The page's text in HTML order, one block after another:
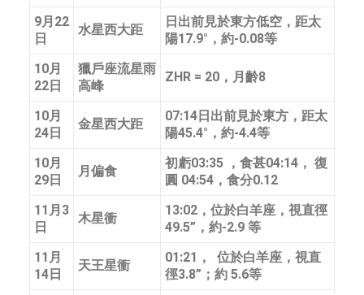
9月22
日
水星西大距
日出前見於東方低空，距太
陽17.9°，約-0.08等
10月
22日
獵戶座流星雨
高峰
ZHR = 20，月齡8
10月
24日
金星西大距
07:14日出前見於東方，距太
陽45.4°，約-4.4等
10月
29日
月偏食
初虧03:35 ，食甚04:14， 復
圓 04:54，食分0.12
11月3
日
木星衝
13:02，位於白羊座，視直徑
49.5”，約-2.9 等
11月
14日
天王星衝
01:21， 位於白羊座，視直
徑3.8”；約 5.6等